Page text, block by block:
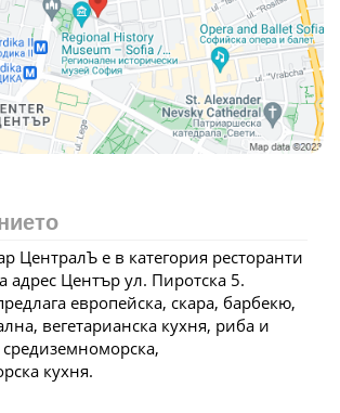
ЦентралЪ е в категория ресторанти
адрес Център ул. Пиротска 5.
европейска, скара, барбекю,
вегетарианска кухня, риба и
кухня.